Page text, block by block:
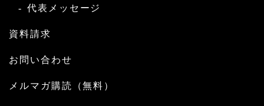
代表メッセージ
資料請求
お問い合わせ
メルマガ購読（無料）